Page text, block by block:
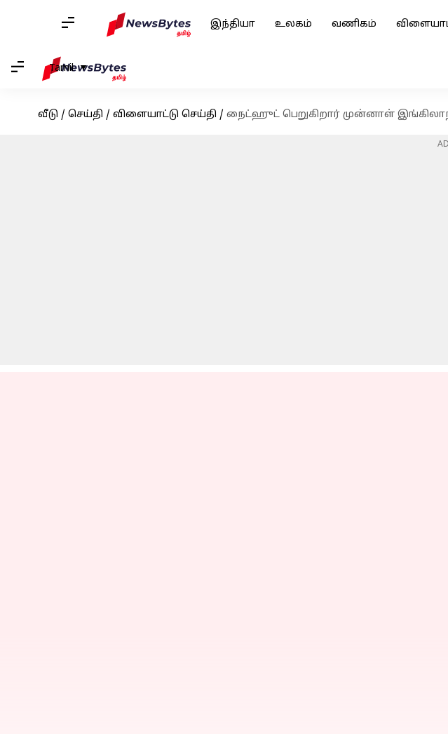
இந்தியா உலகம் வணிகம்
Tamil
வீடு / செய்தி / விளையாட்டு செய்தி / நைட்ஹுட் பெறுகிறார் முன்னாள்